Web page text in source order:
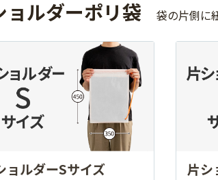
ョルダーポリ袋 袋の片側に
ョルダーSサイズ 片シ